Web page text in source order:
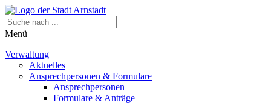
Menü
Verwaltung
Aktuelles
Ansprechpersonen & Formulare
Ansprechpersonen
Formulare & Anträge